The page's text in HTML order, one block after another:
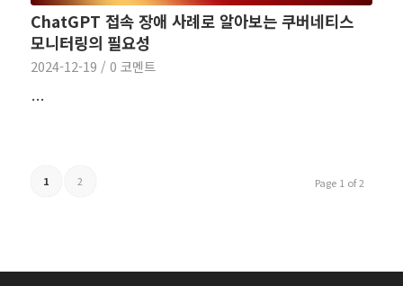
ChatGPT 접속 장애 사례로 알아보는 쿠버네티스
모니터링의 필요성
2024-12-19 / 0 코멘트
…
Page 1 of 2
1 2